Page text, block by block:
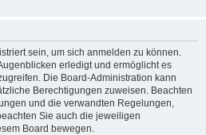
sein, um sich anmelden zu können.
erledigt und ermöglicht es
Die Board-Administration kann
Berechtigungen zuweisen. Beachten
und die verwandten Regelungen,
Sie auch die jeweiligen
Board bewegen.